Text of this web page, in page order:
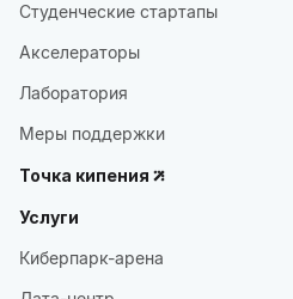
Студенческие стартапы
Акселераторы
Лаборатория
Меры поддержки
Точка кипения
Услуги
Киберпарк-арена